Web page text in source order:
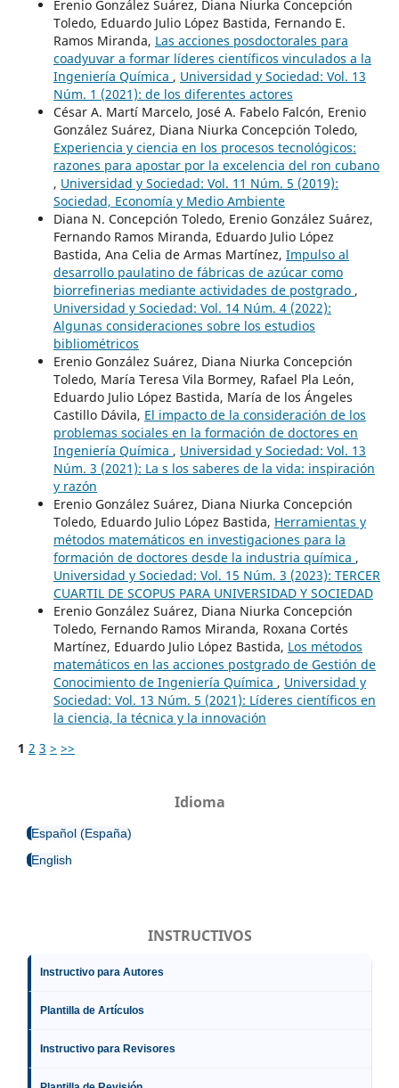
Erenio González Suárez, Diana Niurka Concepción
Toledo, Eduardo Julio López Bastida, Fernando E.
Ramos Miranda, Las acciones posdoctorales para
coadyuvar a formar líderes científicos vinculados a la
Ingeniería Química , Universidad y Sociedad: Vol. 13
Núm. 1 (2021): de los diferentes actores
César A. Martí Marcelo, José A. Fabelo Falcón, Erenio
González Suárez, Diana Niurka Concepción Toledo,
Experiencia y ciencia en los procesos tecnológicos:
razones para apostar por la excelencia del ron cubano
, Universidad y Sociedad: Vol. 11 Núm. 5 (2019):
Sociedad, Economía y Medio Ambiente
Diana N. Concepción Toledo, Erenio González Suárez,
Fernando Ramos Miranda, Eduardo Julio López
Bastida, Ana Celia de Armas Martínez, Impulso al
desarrollo paulatino de fábricas de azúcar como
biorrefinerias mediante actividades de postgrado ,
Universidad y Sociedad: Vol. 14 Núm. 4 (2022):
Algunas consideraciones sobre los estudios
bibliométricos
Erenio González Suárez, Diana Niurka Concepción
Toledo, María Teresa Vila Bormey, Rafael Pla León,
Eduardo Julio López Bastida, María de los Ángeles
Castillo Dávila, El impacto de la consideración de los
problemas sociales en la formación de doctores en
Ingeniería Química , Universidad y Sociedad: Vol. 13
Núm. 3 (2021): La s los saberes de la vida: inspiración
y razón
Erenio González Suárez, Diana Niurka Concepción
Toledo, Eduardo Julio López Bastida, Herramientas y
métodos matemáticos en investigaciones para la
formación de doctores desde la industria química ,
Universidad y Sociedad: Vol. 15 Núm. 3 (2023): TERCER
CUARTIL DE SCOPUS PARA UNIVERSIDAD Y SOCIEDAD
Erenio González Suárez, Diana Niurka Concepción
Toledo, Fernando Ramos Miranda, Roxana Cortés
Martínez, Eduardo Julio López Bastida, Los métodos
matemáticos en las acciones postgrado de Gestión de
Conocimiento de Ingeniería Química , Universidad y
Sociedad: Vol. 13 Núm. 5 (2021): Líderes científicos en
la ciencia, la técnica y la innovación
1 2 3 > >>
Idioma
Español (España)
English
INSTRUCTIVOS
Instructivo para Autores
Plantilla de Artículos
Instructivo para Revisores